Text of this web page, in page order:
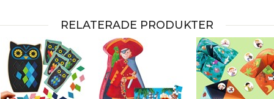
RELATERADE PRODUKTER